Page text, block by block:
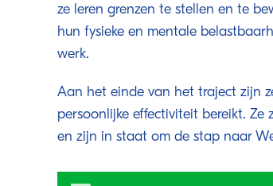
ze leren grenzen te stellen en te
hun fysieke en mentale
werk.
Aan het einde van het traject zijn
persoonlijke effectiviteit bereikt.
en zijn in staat om de stap naar